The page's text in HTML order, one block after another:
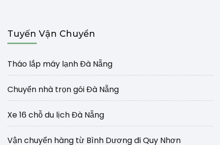
Tuyến Vận Chuyển
Tháo lắp máy lạnh Đà Nẵng
Chuyển nhà trọn gói Đà Nẵng
Xe 16 chỗ du lịch Đà Nẵng
Vận chuyển hàng từ Bình Dương đi Quy Nhơn